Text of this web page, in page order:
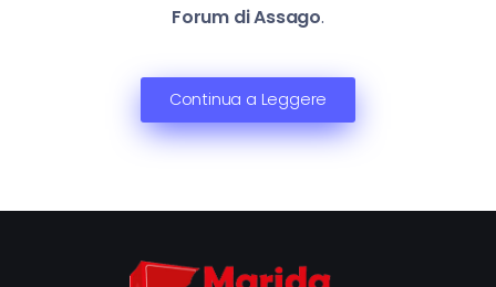
Forum di Assago.
Continua a Leggere